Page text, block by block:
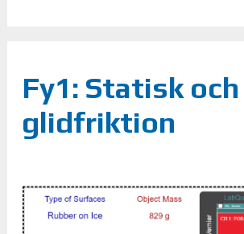
Fy1: Statisk och
glidfriktion